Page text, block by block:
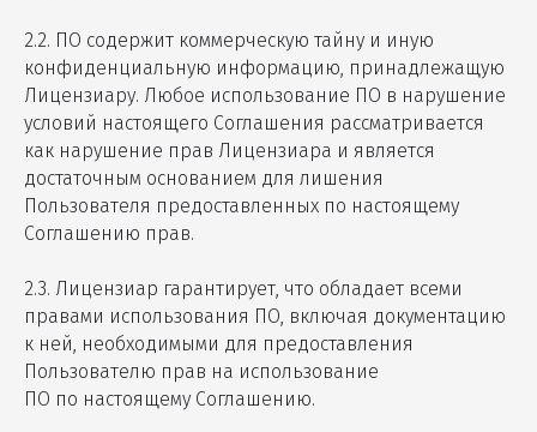
2.2. ПО содержит коммерческую тайну и иную
конфиденциальную информацию, принадлежащую
Лицензиару. Любое использование ПО в нарушение
условий настоящего Соглашения рассматривается
как нарушение прав Лицензиара и является
достаточным основанием для лишения
Пользователя предоставленных по настоящему
Соглашению прав.
2.3. Лицензиар гарантирует, что обладает всеми
правами использования ПО, включая документацию
к ней, необходимыми для предоставления
Пользователю прав на использование
ПО по настоящему Соглашению.